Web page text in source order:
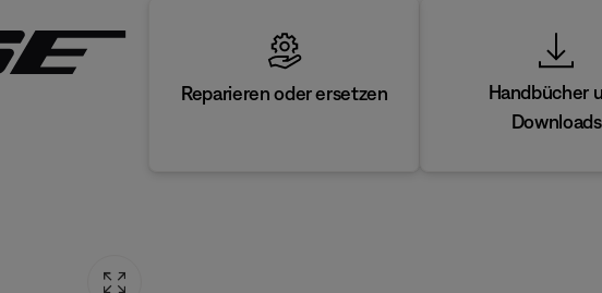
Reparieren oder ersetzen
Handbücher
Downloads